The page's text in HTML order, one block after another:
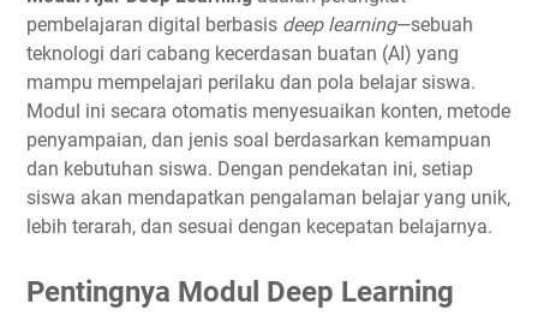
pembelajaran digital berbasis deep learning—sebuah
teknologi dari cabang kecerdasan buatan (AI) yang
mampu mempelajari perilaku dan pola belajar siswa.
Modul ini secara otomatis menyesuaikan konten, metode
penyampaian, dan jenis soal berdasarkan kemampuan
dan kebutuhan siswa. Dengan pendekatan ini, setiap
siswa akan mendapatkan pengalaman belajar yang unik,
lebih terarah, dan sesuai dengan kecepatan belajarnya.
Pentingnya Modul Deep Learning